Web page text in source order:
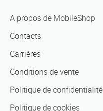
A propos de MobileShop
Contacts
Carrières
Conditions de vente
Politique de confidentialité
Politique de cookies